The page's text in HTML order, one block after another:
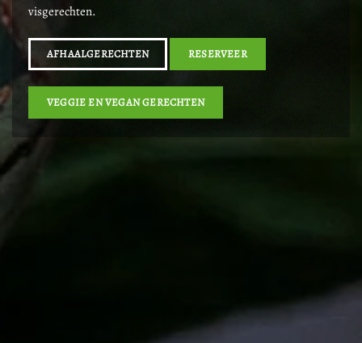
visgerechten.
AFHAALGERECHTEN RESERVEER
VEGGIE EN VEGAN GERECHTEN